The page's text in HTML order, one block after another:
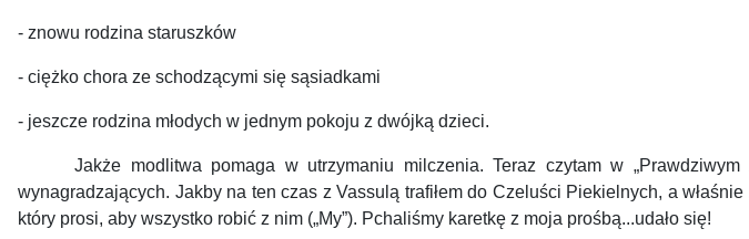
- znowu rodzina staruszków
- ciężko chora ze schodzącymi się sąsiadkami
- jeszcze rodzina młodych w jednym pokoju z dwójką dzieci.
Jakże modlitwa pomaga w utrzymaniu milczenia. Teraz czytam w „Prawdziwym
wynagradzających. Jakby na ten czas z Vassulą trafiłem do Czeluści Piekielnych, a
który prosi, aby wszystko robić z nim („My”). Pchaliśmy karetkę z moja prośbą...udało się!